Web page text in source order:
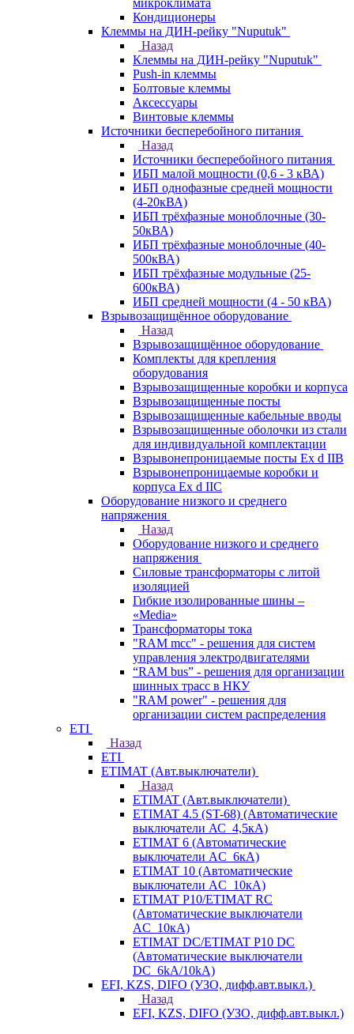
микроклимата
Кондиционеры
Клеммы на ДИН-рейку "Nuputuk"
Назад
Клеммы на ДИН-рейку "Nuputuk"
Push-in клеммы
Болтовые клеммы
Аксессуары
Винтовые клеммы
Источники бесперебойного питания
Назад
Источники бесперебойного питания
ИБП малой мощности (0,6 - 3 кВА)
ИБП однофазные средней мощности
(4-20кВА)
ИБП трёхфазные моноблочные (30-
50кВА)
ИБП трёхфазные моноблочные (40-
500кВА)
ИБП трёхфазные модульные (25-
600кВА)
ИБП средней мощности (4 - 50 кВА)
Взрывозащищённое оборудование
Назад
Взрывозащищённое оборудование
Комплекты для крепления
оборудования
Взрывозащищенные коробки и корпуса
Взрывозащищенные посты
Взрывозащищенные кабельные вводы
Взрывозащищенные оболочки из стали
для индивидуальной комплектации
Взрывонепроницаемые посты Ex d IIB
Взрывонепроницаемые коробки и
корпуса Ex d IIС
Оборудование низкого и среднего
напряжения
Назад
Оборудование низкого и среднего
напряжения
Силовые трансформаторы с литой
изоляцией
Гибкие изолированные шины –
«Media»
Трансформаторы тока
"RAM mcc" - решения для систем
управления электродвигателями
“RAM bus” - решения для организации
шинных трасс в НКУ
"RAM power" - решения для
организации систем распределения
ETI
Назад
ETI
ETIMAT (Авт.выключатели)
Назад
ETIMAT (Авт.выключатели)
ETIMAT 4.5 (ST-68) (Автоматические
выключатели АС_4,5кА)
ETIMAT 6 (Автоматические
выключатели AC_6кА)
ETIMAT 10 (Автоматические
выключатели AC_10кА)
ETIMAT P10/ETIMAT RC
(Автоматические выключатели
AC_10кА)
ETIMAT DC/ETIMAT P10 DC
(Автоматические выключатели
DC_6kA/10kA)
EFI, KZS, DIFO (УЗО, дифф.авт.выкл.)
Назад
EFI, KZS, DIFO (УЗО, дифф.авт.выкл.)